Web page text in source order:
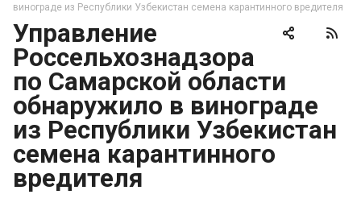
винограде из Республики Узбекистан семена карантинного вредителя
Управление
Россельхознадзора
по Самарской области
обнаружило в винограде
из Республики Узбекистан
семена карантинного
вредителя